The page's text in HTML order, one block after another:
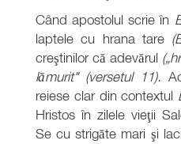
Când apostolul scrie în
laptele cu hrana tare
creştinilor că adevărul
lămurit" (versetul 11).
reiese clar din contextul
Hristos în zilele vieţii
Se cu strigăte mari şi